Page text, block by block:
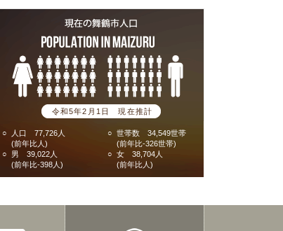
令和5年2月1日 現在推計
○
人口 77,726人
(前年比人)
○
男 39,022人
(前年比-398人)
○ 世帯数 34,549世帯
(前年比-326世帯)
○ 女 38,704人
(前年比人)